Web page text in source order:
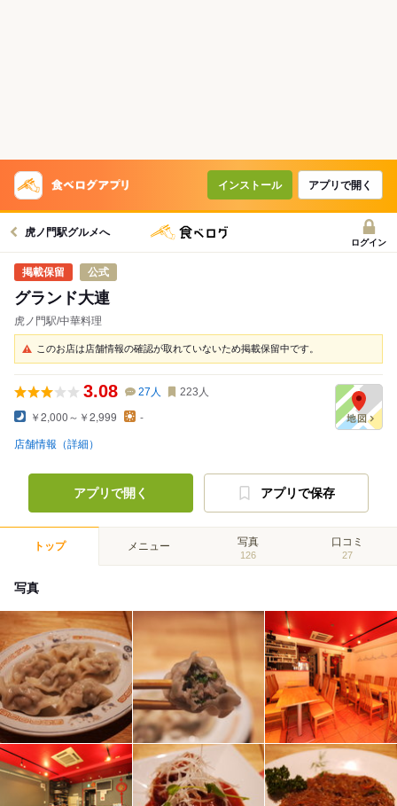
インストール アプリで開く
虎ノ門駅グルメへ
ログイン
公式
グランド大連
虎ノ門駅/中華料理
このお店は店舗情報の確認が取れていないため掲載保留中です。
3.08 27 人 223 人
￥2,000～￥2,999 -
店舗情報（詳細）
アプリで開く アプリで保存
トップ メニュー 写真
126
口コミ
27
写真